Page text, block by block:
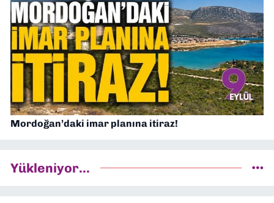
Mordoğan’daki imar planına itiraz!
Yükleniyor...